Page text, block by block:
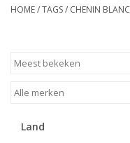
Gedestilleerd
HOME/TAGS/ CHENIN BLANC
Land